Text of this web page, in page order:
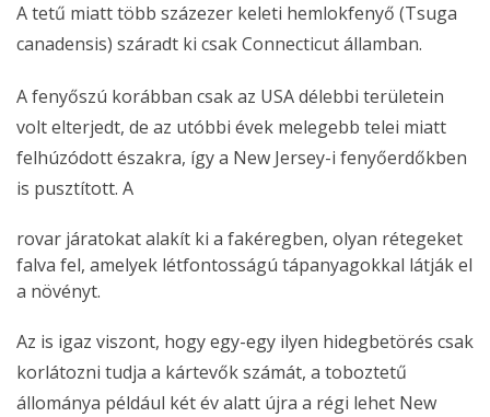
A tetű miatt több százezer keleti hemlokfenyő (Tsuga
canadensis) száradt ki csak Connecticut államban.
A fenyőszú korábban csak az USA délebbi területein
volt elterjedt, de az utóbbi évek melegebb telei miatt
felhúzódott északra, így a New Jersey-i fenyőerdőkben
is pusztított. A
rovar járatokat alakít ki a fakéregben, olyan rétegeket
falva fel, amelyek létfontosságú tápanyagokkal látják el
a növényt.
Az is igaz viszont, hogy egy-egy ilyen hidegbetörés csak
korlátozni tudja a kártevők számát, a toboztetű
állománya például két év alatt újra a régi lehet New